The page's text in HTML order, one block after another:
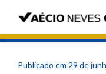
Publicado em 29 de